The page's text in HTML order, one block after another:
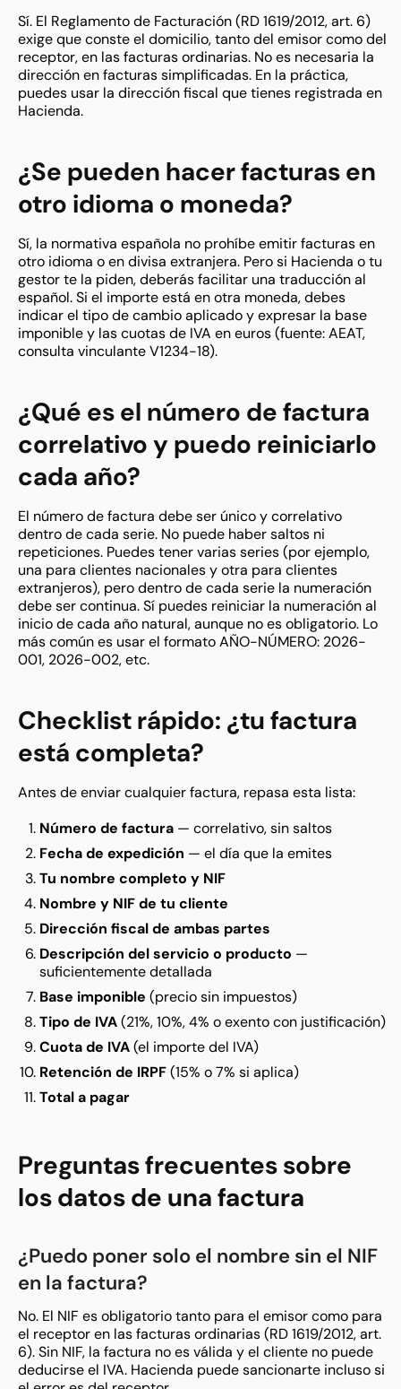
Sí. El Reglamento de Facturación (RD 1619/2012, art. 6)
exige que conste el domicilio, tanto del emisor como del
receptor, en las facturas ordinarias. No es necesaria la
dirección en facturas simplificadas. En la práctica,
puedes usar la dirección fiscal que tienes registrada en
Hacienda.
¿Se pueden hacer facturas en
otro idioma o moneda?
Sí, la normativa española no prohíbe emitir facturas en
otro idioma o en divisa extranjera. Pero si Hacienda o tu
gestor te la piden, deberás facilitar una traducción al
español. Si el importe está en otra moneda, debes
indicar el tipo de cambio aplicado y expresar la base
imponible y las cuotas de IVA en euros (fuente: AEAT,
consulta vinculante V1234-18).
¿Qué es el número de factura
correlativo y puedo reiniciarlo
cada año?
El número de factura debe ser único y correlativo
dentro de cada serie. No puede haber saltos ni
repeticiones. Puedes tener varias series (por ejemplo,
una para clientes nacionales y otra para clientes
extranjeros), pero dentro de cada serie la numeración
debe ser continua. Sí puedes reiniciar la numeración al
inicio de cada año natural, aunque no es obligatorio. Lo
más común es usar el formato AÑO-NÚMERO: 2026-
001, 2026-002, etc.
Checklist rápido: ¿tu factura
está completa?
Antes de enviar cualquier factura, repasa esta lista:
Número de factura — correlativo, sin saltos
Fecha de expedición — el día que la emites
Tu nombre completo y NIF
Nombre y NIF de tu cliente
Dirección fiscal de ambas partes
Descripción del servicio o producto —
suficientemente detallada
Base imponible (precio sin impuestos)
Tipo de IVA(21%, 10%, 4% o exento con justificación)
Cuota de IVA(el importe del IVA)
Retención de IRPF(15% o 7% si aplica)
Total a pagar
Preguntas frecuentes sobre
los datos de una factura
¿Puedo poner solo el nombre sin el NIF
en la factura?
No. El NIF es obligatorio tanto para el emisor como para
el receptor en las facturas ordinarias (RD 1619/2012, art.
6). Sin NIF, la factura no es válida y el cliente no puede
deducirse el IVA. Hacienda puede sancionarte incluso si